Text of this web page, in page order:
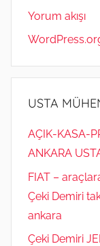
Yorum akışı
USTA
AÇIK-KASA-
ANKARA
FIAT –
Çeki Demiri
ankara
Çeki Demiri